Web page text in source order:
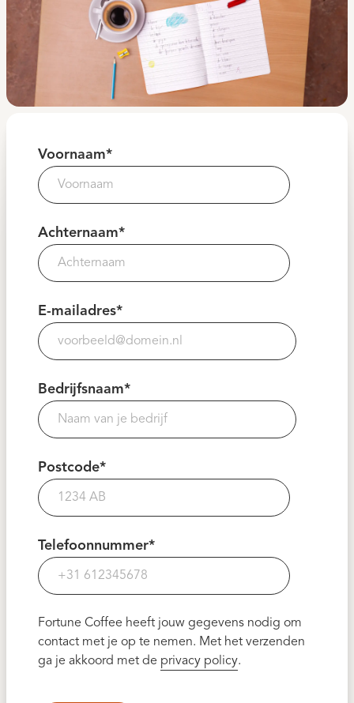
Voornaam*
Achternaam*
E-mailadres*
Bedrijfsnaam*
Postcode*
Telefoonnummer*
Fortune Coffee heeft jouw gegevens nodig om
contact met je op te nemen. Met het verzenden
ga je akkoord met de privacy policy.